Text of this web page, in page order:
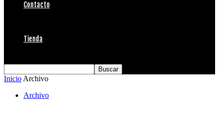
Contacto
Tienda
Inicio Archivo
Archivo